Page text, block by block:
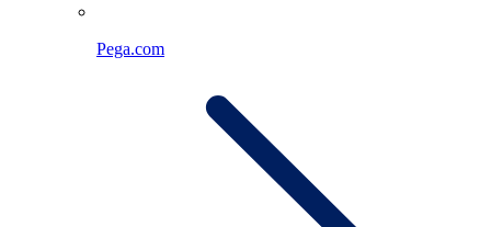
Pega.com